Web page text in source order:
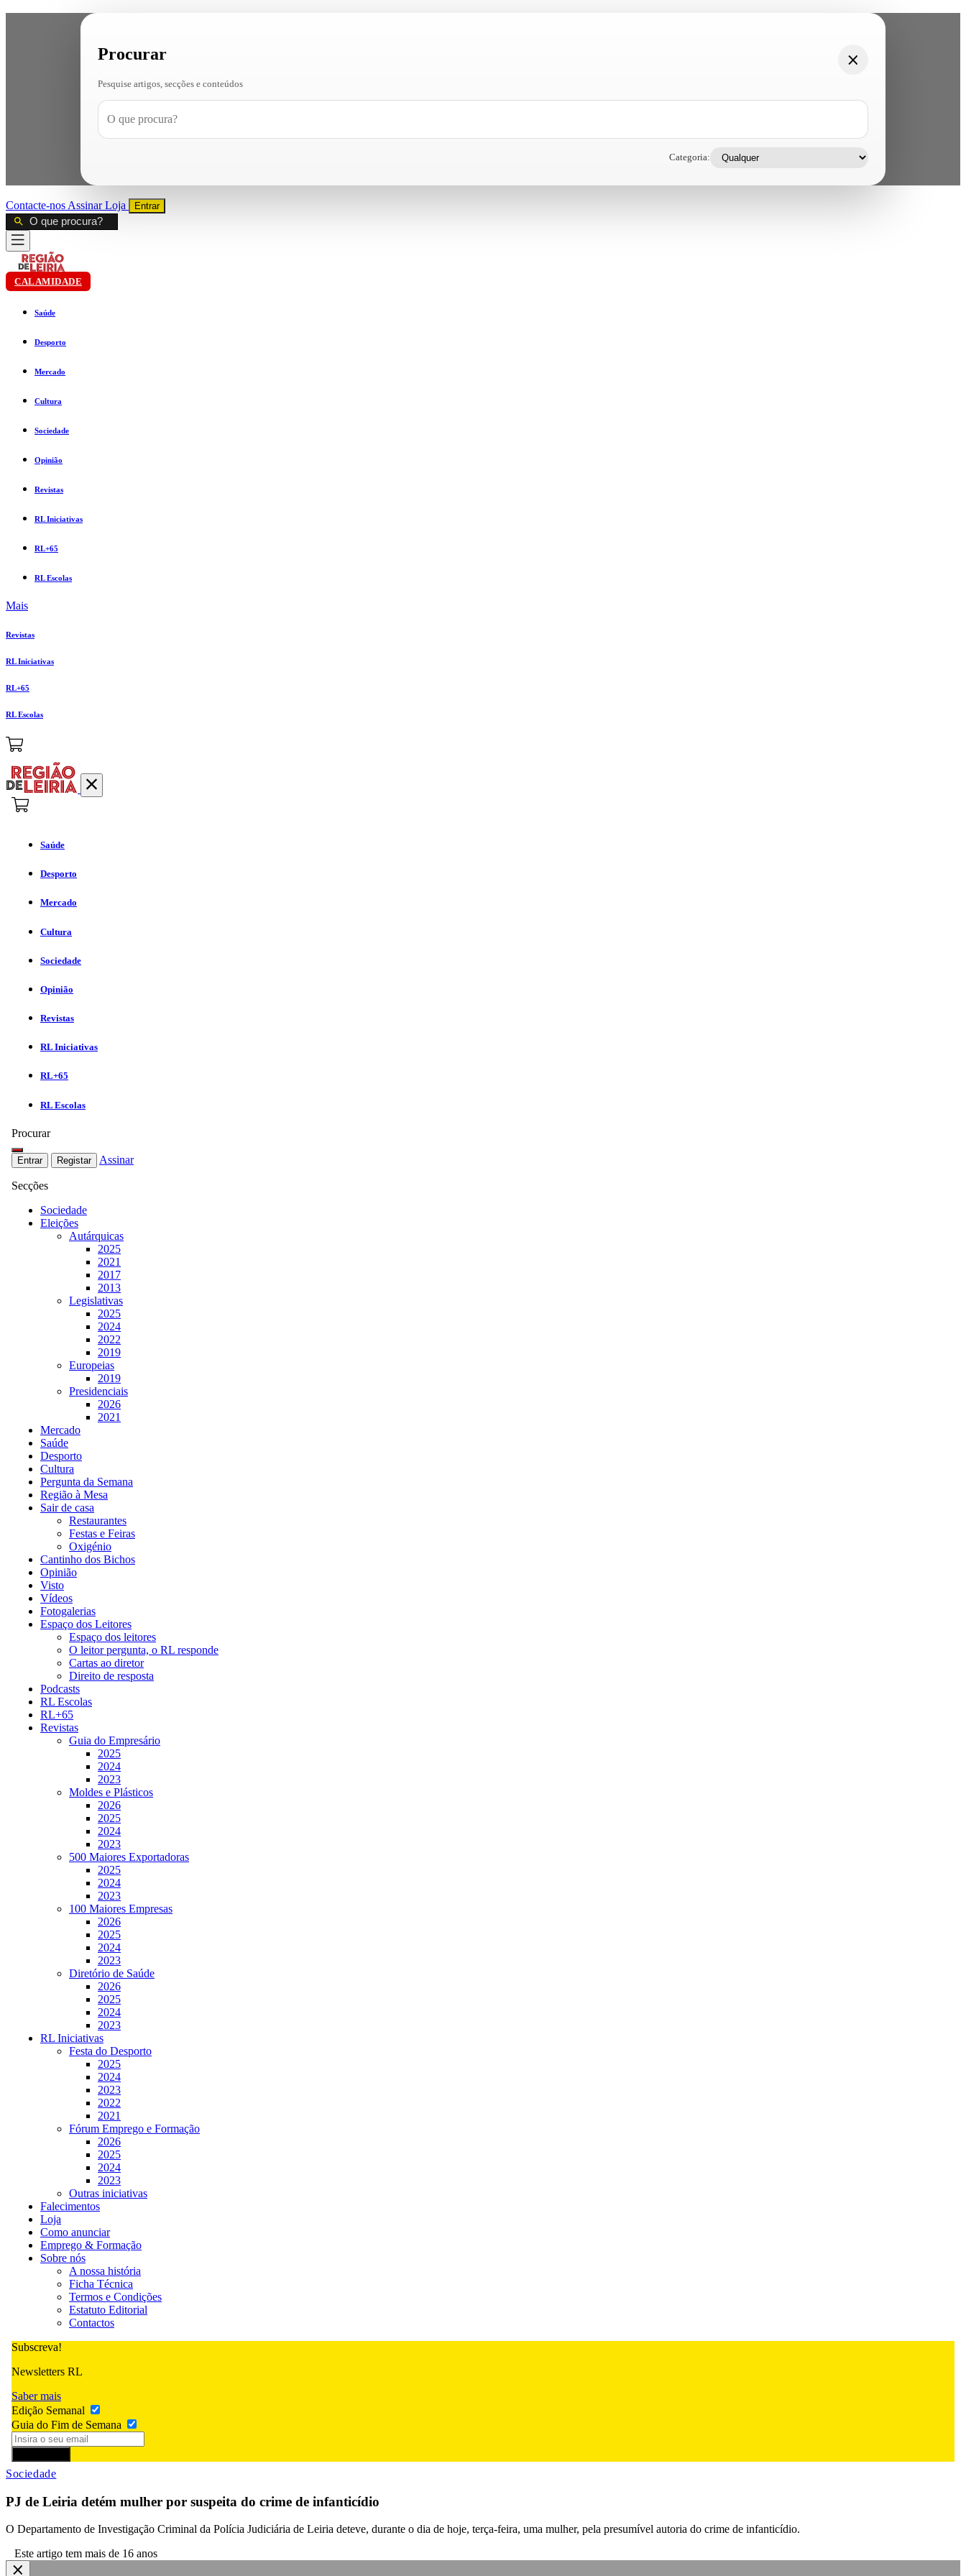
Procurar
Pesquise artigos, secções e conteúdos
Categoria:
Contacte-nos AssinarLoja Entrar
CALAMIDADE
Saúde
Desporto
Mercado
Cultura
Sociedade
Opinião
Revistas
RL Iniciativas
RL+65
RL Escolas
Mais
Revistas
RL Iniciativas
RL+65
RL Escolas
Saúde
Desporto
Mercado
Cultura
Sociedade
Opinião
Revistas
RL Iniciativas
RL+65
RL Escolas
Procurar
Entrar Registar Assinar
Secções
Sociedade
Eleições
Autárquicas
2025
2021
2017
2013
Legislativas
2025
2024
2022
2019
Europeias
2019
Presidenciais
2026
2021
Mercado
Saúde
Desporto
Cultura
Pergunta da Semana
Região à Mesa
Sair de casa
Restaurantes
Festas e Feiras
Oxigénio
Cantinho dos Bichos
Opinião
Visto
Vídeos
Fotogalerias
Espaço dos Leitores
Espaço dos leitores
O leitor pergunta, o RL responde
Cartas ao diretor
Direito de resposta
Podcasts
RL Escolas
RL+65
Revistas
Guia do Empresário
2025
2024
2023
Moldes e Plásticos
2026
2025
2024
2023
500 Maiores Exportadoras
2025
2024
2023
100 Maiores Empresas
2026
2025
2024
2023
Diretório de Saúde
2026
2025
2024
2023
RL Iniciativas
Festa do Desporto
2025
2024
2023
2022
2021
Fórum Emprego e Formação
2026
2025
2024
2023
Outras iniciativas
Falecimentos
Loja
Como anunciar
Emprego & Formação
Sobre nós
A nossa história
Ficha Técnica
Termos e Condições
Estatuto Editorial
Contactos
Subscreva!
Newsletters RL
Saber mais
Edição Semanal
Guia do Fim de Semana
Sociedade
PJ de Leiria detém mulher por suspeita do crime de infanticídio
O Departamento de Investigação Criminal da Polícia Judiciária de Leiria deteve, durante o dia de hoje, terça-feira, uma mulher, pela presumível autoria do crime de infanticídio.
Este artigo tem mais de 16 anos